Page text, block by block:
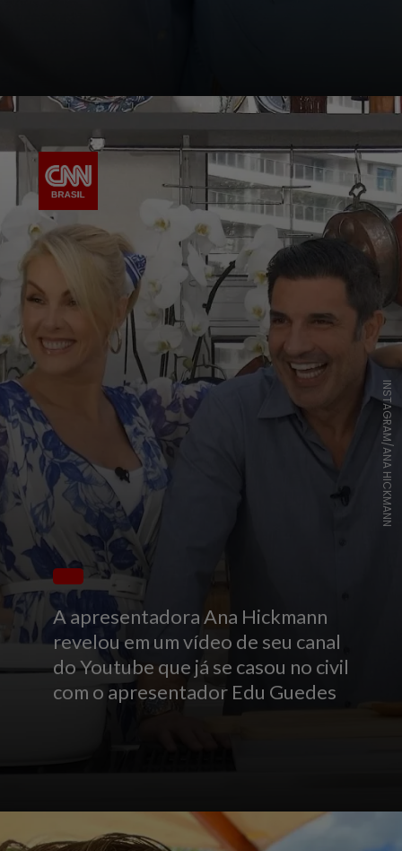
A apresentadora Ana Hickmann
revelou em um vídeo de seu canal
do Youtube que já se casou no civil
com o apresentador Edu Guedes
INSTAGRAM/ANA HICKMANN